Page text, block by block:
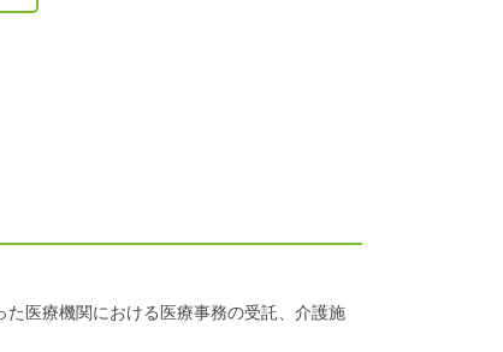
医療機関における医療事務の受託、介護施